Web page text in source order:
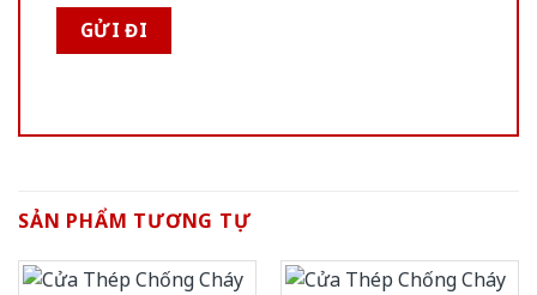
SẢN PHẨM TƯƠNG TỰ